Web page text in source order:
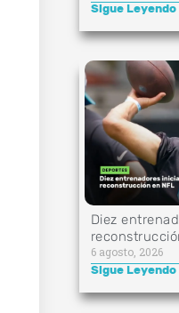
Sigue Leyendo
Diez
6 agosto, 2026
Sigue Leyendo